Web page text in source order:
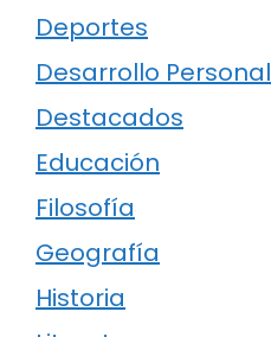
Deportes
Desarrollo Personal
Destacados
Educación
Filosofía
Geografía
Historia